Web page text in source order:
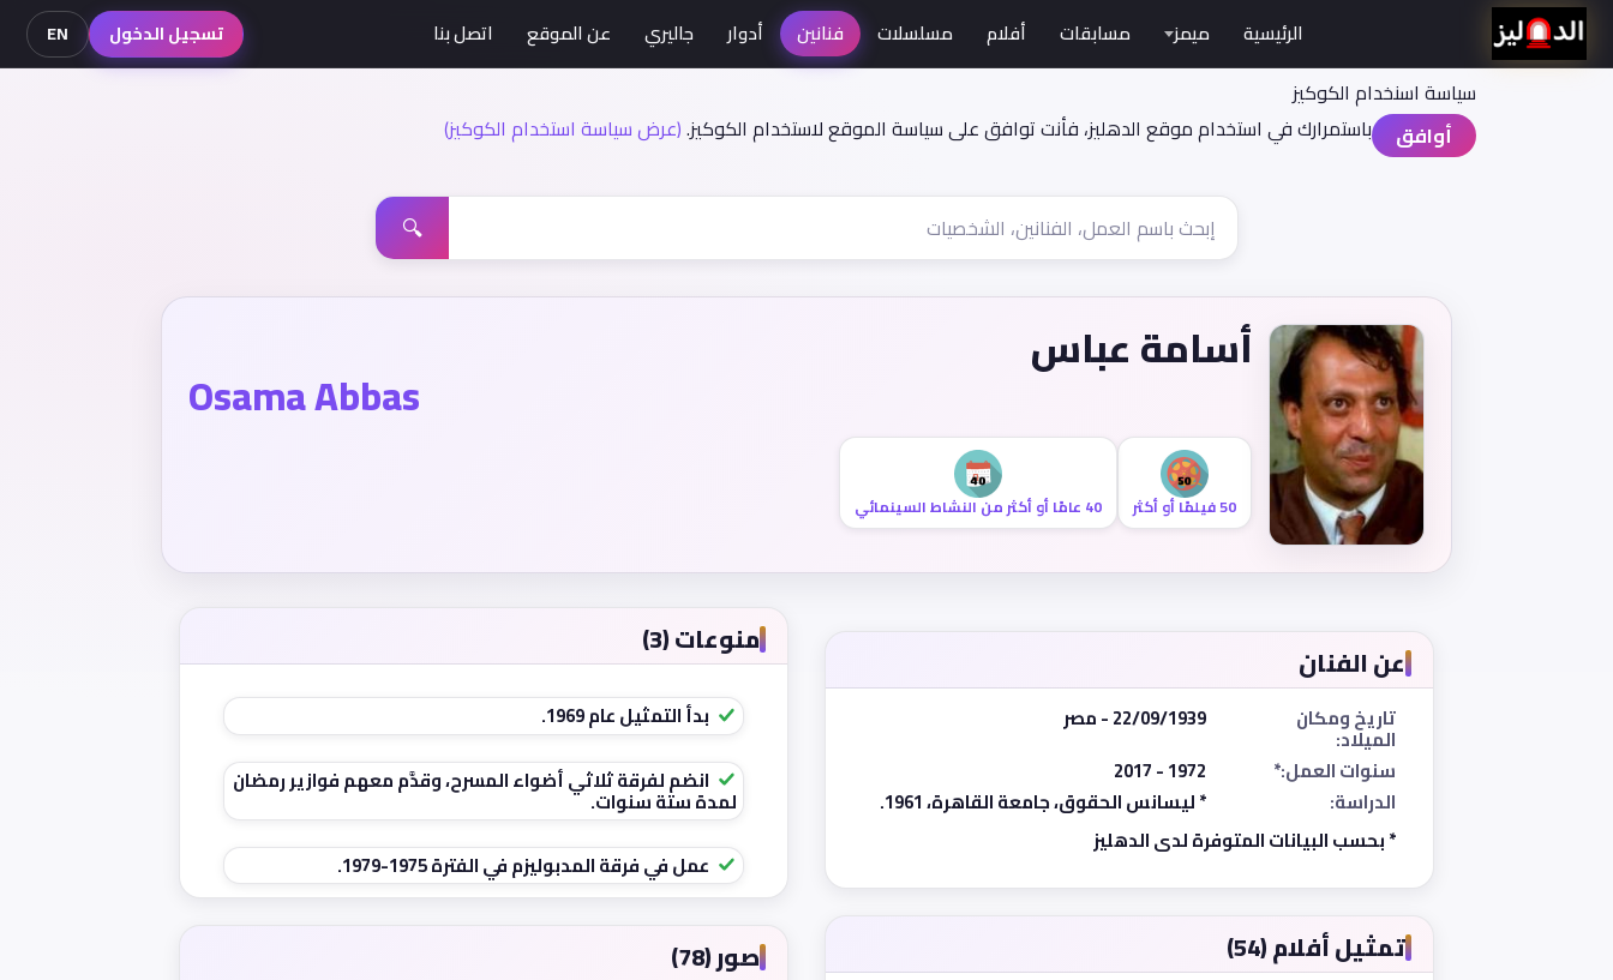
سياسة اسنخدام الكوكيز
أوافق
باستمرارك في استخدام موقع الدهليز، فأنت توافق على سياسة الموقع لاستخدام الكوكيز.(عرض سياسة استخدام الكوكيز)
الرئيسية ميمز مسابقات أفلام مسلسلات فنانين أدوار جاليري عن الموقع اتصل بنا تسجيل الدخول EN
🔍
أسامة عباس
Osama Abbas
50 فيلمًا أو أكثر 40 عامًا أو أكثر من النشاط السينمائي
عن الفنان
تاريخ ومكان
الميلاد:
22/09/1939 - مصر
سنوات العمل:*
1972 - 2017
الدراسة:
* ليسانس الحقوق، جامعة القاهرة، 1961.
* بحسب البيانات المتوفرة لدى الدهليز
تمثيل أفلام (54)
منوعات (3)
بدأ التمثيل عام 1969.
انضم لفرقة ثلاثي أضواء المسرح، وقدَّم معهم فوازير رمضان
لمدة ستة سنوات.
عمل في فرقة المدبوليزم في الفترة 1975-1979.
صور (78)